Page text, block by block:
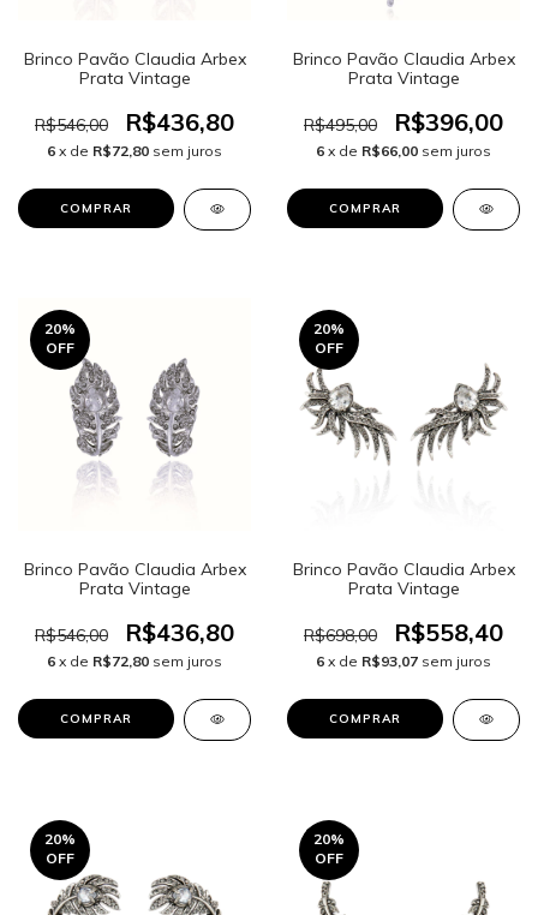
Brinco Pavão Claudia Arbex
Prata Vintage
R$546,00 R$436,80
6 x de R$72,80 sem juros
Brinco Pavão Claudia Arbex
Prata Vintage
R$495,00 R$396,00
6 x de R$66,00 sem juros
20%
OFF
Brinco Pavão Claudia Arbex
Prata Vintage
R$546,00 R$436,80
6 x de R$72,80 sem juros
20%
OFF
Brinco Pavão Claudia Arbex
Prata Vintage
R$698,00 R$558,40
6 x de R$93,07 sem juros
20%
OFF
20%
OFF